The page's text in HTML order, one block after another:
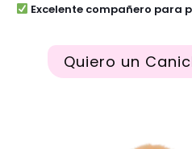
Excelente compañero para
Quiero un